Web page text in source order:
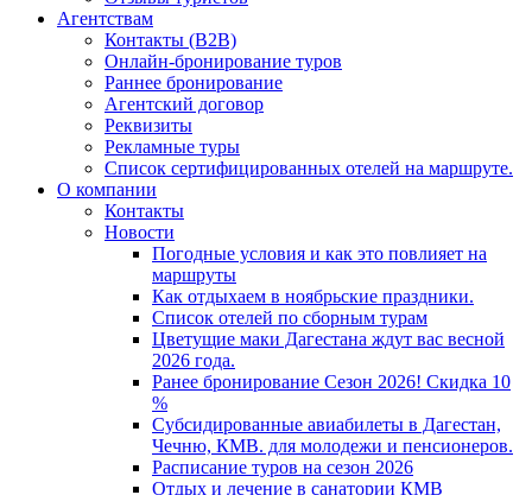
Агентствам
Контакты (B2B)
Онлайн-бронирование туров
Раннее бронирование
Агентский договор
Реквизиты
Рекламные туры
Список сертифицированных отелей на маршруте.
О компании
Контакты
Новости
Погодные условия и как это повлияет на
маршруты
Как отдыхаем в ноябрьские праздники.
Список отелей по сборным турам
Цветущие маки Дагестана ждут вас весной
2026 года.
Ранее бронирование Сезон 2026! Скидка 10
%
Субсидированные авиабилеты в Дагестан,
Чечню, КМВ. для молодежи и пенсионеров.
Расписание туров на сезон 2026
Отдых и лечение в санатории КМВ